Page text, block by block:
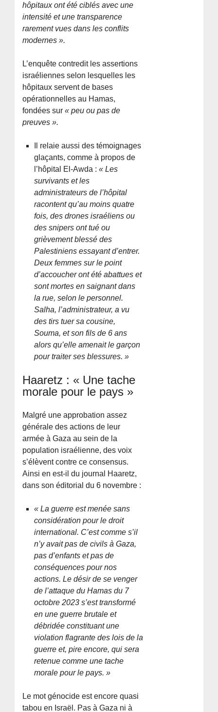
hôpitaux ont été ciblés avec une
intensité et une transparence
rarement vues dans les conflits
modernes ».
L’enquête contredit les assertions
israéliennes selon lesquelles les
hôpitaux servent de bases
opérationnelles au Hamas,
fondées sur« peu ou pas de
preuves ».
Il relaie aussi des témoignages
glaçants, comme à propos de
l’hôpital El-Awda :« Les
survivants et les
administrateurs de l’hôpital
racontent qu’au moins quatre
fois, des drones israéliens ou
des snipers ont tué ou
grièvement blessé des
Palestiniens essayant d’entrer.
Deux femmes sur le point
d’accoucher ont été abattues et
sont mortes en saignant dans
la rue, selon le personnel.
Salha, l’administrateur, a vu
des tirs tuer sa cousine,
Souma, et son fils de 6 ans
alors qu’elle amenait le garçon
pour traiter ses blessures. »
Haaretz : « Une tache
morale pour le pays »
Malgré une approbation assez
générale des actions de leur
armée à Gaza au sein de la
population israélienne, des voix
s’élèvent contre ce consensus.
Ainsi en est-il du journal Haaretz,
dans son éditorial du 6 novembre :
« La guerre est menée sans
considération pour le droit
international. C’est comme s’il
n’y avait pas de civils à Gaza,
pas d’enfants et pas de
conséquences pour nos
actions. Le désir de se venger
de l’attaque du Hamas du 7
octobre 2023 s’est transformé
en une guerre brutale et
débridée constituant une
violation flagrante des lois de la
guerre et, pire encore, qui sera
retenue comme une tache
morale pour le pays. »
Le mot génocide est encore quasi
tabou en Israël. Pas à Gaza ni à